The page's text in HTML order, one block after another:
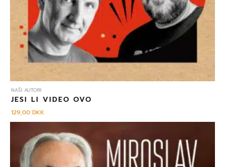
NAŠI AUTORI
JESI LI VIDEO OVO
129,00DKK